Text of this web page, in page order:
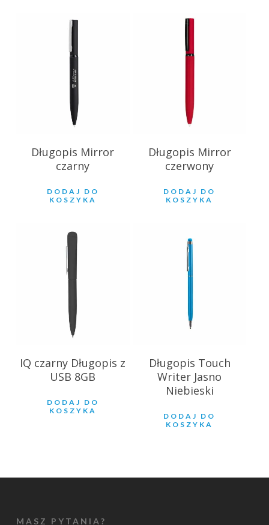
9.89
Długopis Mirror
czarny
DODAJ DO
KOSZYKA
9.89
Długopis Mirror
czerwony
DODAJ DO
KOSZYKA
56.91
IQ czarny Długopis z
USB 8GB
DODAJ DO
KOSZYKA
2.93
Długopis Touch
Writer Jasno
Niebieski
DODAJ DO
KOSZYKA
MASZ PYTANIA?